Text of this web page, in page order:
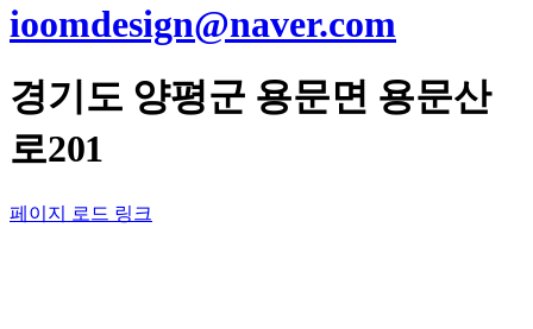
ioomdesign@naver.com
경기도 양평군 용문면 용문산
로201
페이지 로드 링크